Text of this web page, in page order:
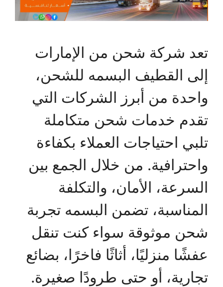
تعد شركة شحن من الإمارات
إلى القطيف البسمه للشحن،
واحدة من أبرز الشركات التي
تقدم خدمات شحن متكاملة
تلبي احتياجات العملاء بكفاءة
واحترافية. من خلال الجمع بين
السرعة، الأمان، والتكلفة
المناسبة، تضمن البسمه تجربة
شحن موثوقة سواء كنت تنقل
عفشًا منزليًا، أثاثًا فاخرًا، بضائع
تجارية، أو حتى طرودًا صغيرة.